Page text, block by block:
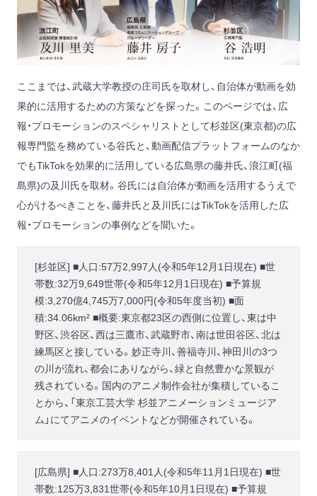
ここまでは、武蔵大学教授の庄司氏を取材し、自治体が動画を効
果的に活用するための方策などを探った。このページでは、広
報・プロモーションのスペシャリストとして杉並区(東京都)の広
報専門監を務めている谷氏と、動画配信プラットフォームのなか
でもTikTokを効果的に活用している広島県の藤井氏、浪江町(福
島県)の及川氏を取材。谷氏には自治体が動画を活用するうえで
心がけるべきことを、藤井氏と及川氏にはTikTokを活用した広
報・プロモーションの事例などを聞いた。
[杉並区] ■人口:57万2,997人(令和5年12月1日現在) ■世
帯数:32万9,649世帯(令和5年12月1日現在) ■予算規
模:3,270億4,745万7,000円(令和5年度当初) ■面
積:34.06km² ■概要:東京都23区の西側に位置し、東は中
野区、渋谷区、西は三鷹市、武蔵野市、南は世田谷区、北は
練馬区と接している。妙正寺川、善福寺川、神田川の3つ
の川が流れ、都会にありながら、緑と自然豊かな景観が
残されている。国内のアニメ制作会社が集積しているこ
とから、「東京工芸大学 杉並アニメーションミュージア
ム」にてアニメのイベントなどが開催されている。
[広島県] ■人口:273万8,401人(令和5年11月1日現在) ■世
帯数:125万3,831世帯(令和5年10月1日現在) ■予算規